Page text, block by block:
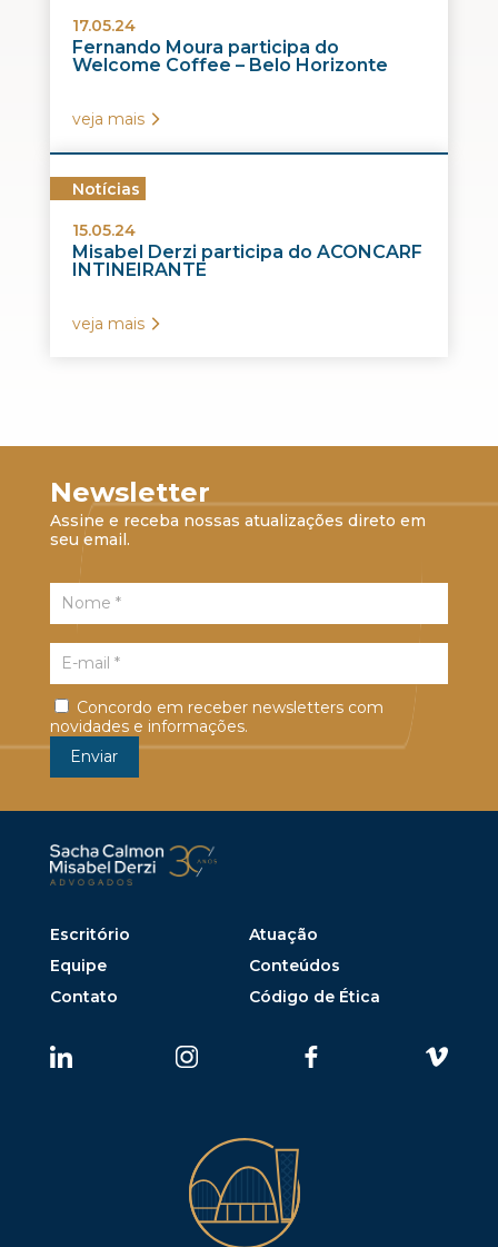
17.05.24
Fernando Moura participa do
Welcome Coffee – Belo Horizonte
veja mais
Notícias
15.05.24
Misabel Derzi participa do ACONCARF
INTINEIRANTE
veja mais
Newsletter
Assine e receba nossas atualizações direto em
seu email.
Concordo em receber newsletters com
novidades e informações.
Escritório
Atuação
Equipe
Conteúdos
Contato
Código de Ética